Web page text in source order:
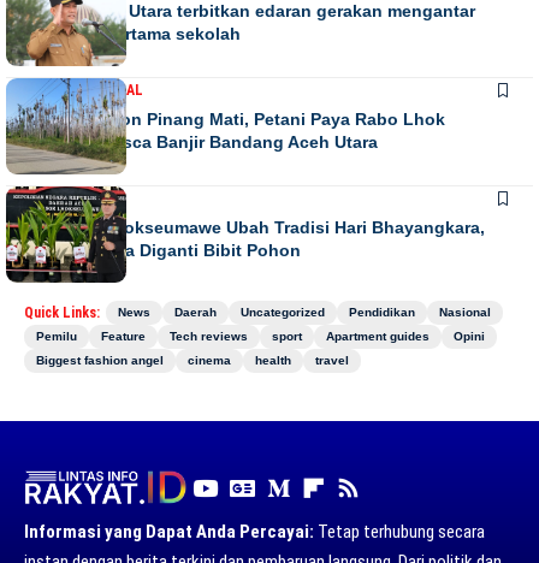
Bupati Aceh Utara terbitkan edaran gerakan mengantar
anak hari pertama sekolah
DAERAHNASIONAL
Ribuan Pohon Pinang Mati, Petani Paya Rabo Lhok
Terpuruk Pasca Banjir Bandang Aceh Utara
DAERAHNEWS
Kapolres Lhokseumawe Ubah Tradisi Hari Bhayangkara,
Papan Bunga Diganti Bibit Pohon
Quick Links: News Daerah Uncategorized Pendidikan
Nasional
Pemilu
Feature Tech reviews sport Apartment guides
Opini
Biggest fashion angel
cinema health travel
Informasi yang Dapat Anda Percayai: Tetap terhubung secara